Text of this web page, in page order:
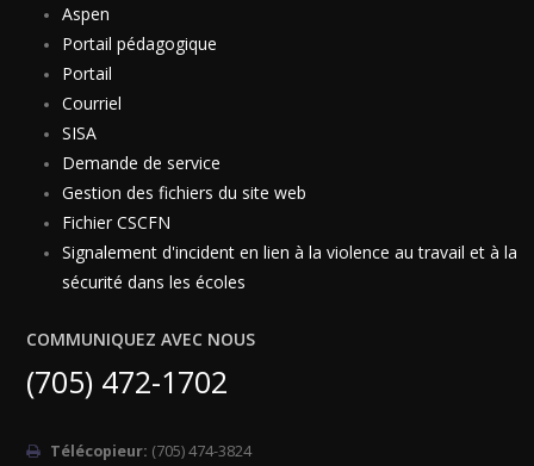
Aspen
Portail pédagogique
Portail
Courriel
SISA
Demande de service
Gestion des fichiers du site web
Fichier CSCFN
Signalement d'incident en lien à la violence au travail et à la
sécurité dans les écoles
COMMUNIQUEZ AVEC NOUS
(705) 472-1702
Télécopieur: (705) 474-3824